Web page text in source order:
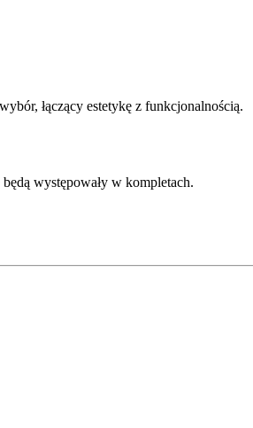
łączący estetykę z funkcjonalnością.
występowały w kompletach.